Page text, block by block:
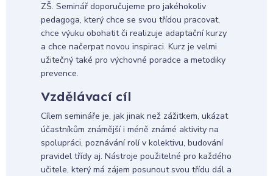
ZŠ. Seminář doporučujeme pro jakéhokoliv
pedagoga, který chce se svou třídou pracovat,
chce výuku obohatit či realizuje adaptační kurzy
a chce načerpat novou inspiraci. Kurz je velmi
užitečný také pro výchovné poradce a metodiky
prevence.
Vzdělávací cíl
Cílem semináře je, jak jinak než zážitkem, ukázat
účastníkům známější i méně známé aktivity na
spolupráci, poznávání rolí v kolektivu, budování
pravidel třídy aj. Nástroje použitelné pro každého
učitele, který má zájem posunout svou třídu dál a